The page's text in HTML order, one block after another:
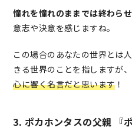
憧れを憧れのままでは終わら
意志や決意を感じますね。
この場合のあなたの世界とは
きる世界のことを指しますが、
心に響く名言だと思います ！
3. ポカホンタスの父親 『